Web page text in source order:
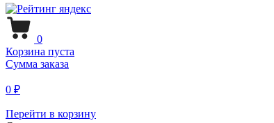
0
Корзина пуста
Сумма заказа
0 ₽
Перейти в корзину